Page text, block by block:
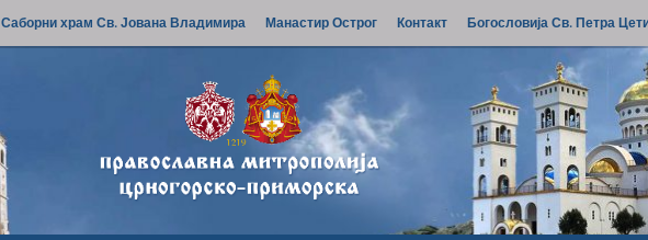
Саборни храм Св. Јована Владимира Манастир Острог Контакт Богословија Св. Петра